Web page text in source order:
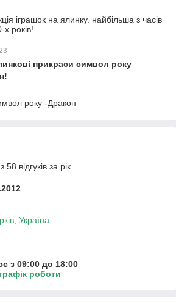
іграшок на ялинку. найбільша з часів
х років!
прикраси символ року
року -Дракон
відгуків за рік
Україна
з 09:00 до 18:00
роботи